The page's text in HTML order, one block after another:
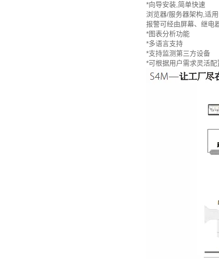
*向导安装,简单快速
浏览器/服务器架构,适
报警可经由屏幕、继电
*图表分析功能
*多语言支持
*支持监测第三方设备
*可根据用户需求灵活配